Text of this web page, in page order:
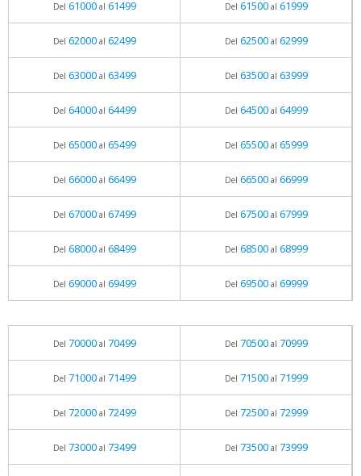
Del 61000al 61499 Del 61500al 61999
Del 62000al 62499 Del 62500al 62999
Del 63000al 63499 Del 63500al 63999
Del 64000al 64499 Del 64500al 64999
Del 65000al 65499 Del 65500al 65999
Del 66000al 66499 Del 66500al 66999
Del 67000al 67499 Del 67500al 67999
Del 68000al 68499 Del 68500al 68999
Del 69000al 69499 Del 69500al 69999
Del 70000al 70499 Del 70500al 70999
Del 71000al 71499 Del 71500al 71999
Del 72000al 72499 Del 72500al 72999
Del 73000al 73499 Del 73500al 73999